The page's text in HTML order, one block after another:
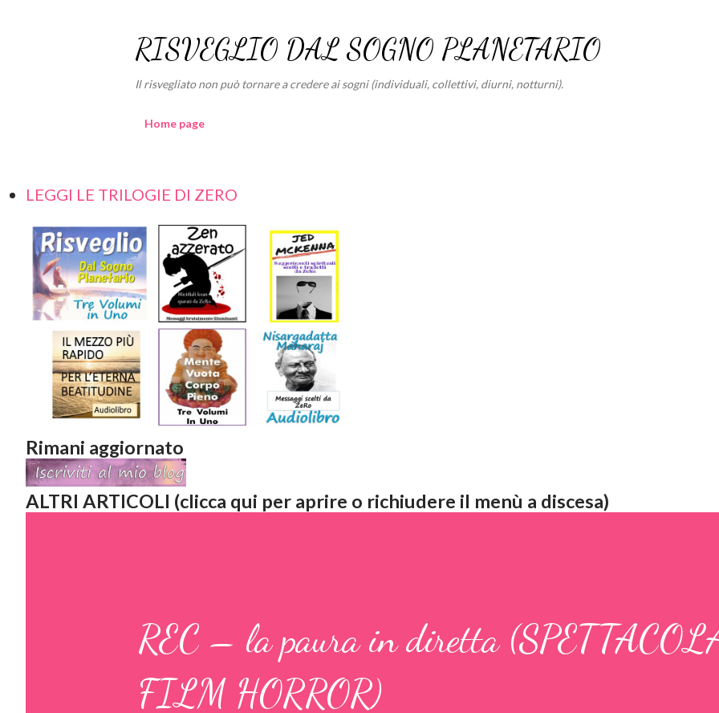
RISVEGLIO DAL SOGNO PLANETARIO
Il risvegliato non può tornare a credere ai sogni (individuali, collettivi, diurni, notturni).
Home page
LEGGI LE TRILOGIE DI ZERO
Rimani aggiornato
ALTRI ARTICOLI (clicca qui per aprire o richiudere il menù a discesa)
REC – la paura in diretta
FILM HORROR)